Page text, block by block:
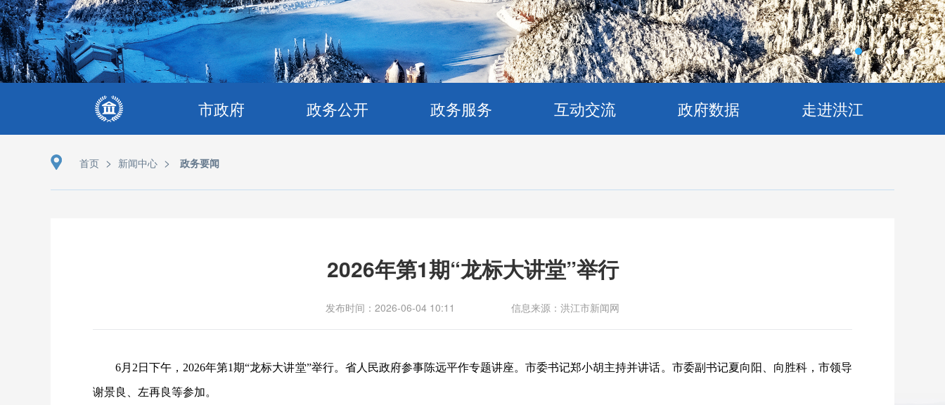
市政府 政务公开 政务服务 互动交流 政府数据 走进洪江
首页 > 新闻中心 > 政务要闻
2026年第1期“龙标大讲堂”举行
发布时间：2026-06-04 10:11 信息来源：洪江市新闻网
6月2日下午，2026年第1期“龙标大讲堂”举行。 省人民政府参事陈远平作专题讲座。市委书记郑小胡主持并讲话。市委副书记夏向阳、向胜科，市领导
谢景良、左再良等参加。